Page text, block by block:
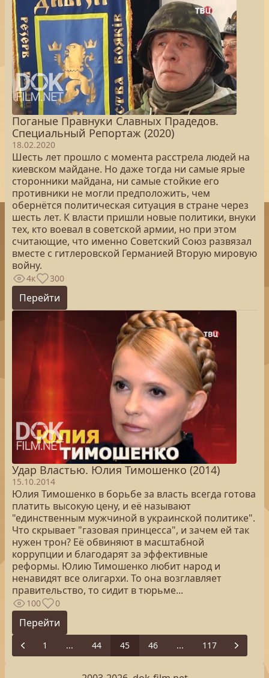
Поганые Правнуки Славных Прадедов.
Специальный Репортаж (2020)
18.02.2020
Шесть лет прошло с момента расстрела людей на
киевском майдане. Но даже тогда ни самые ярые
сторонники майдана, ни самые стойкие его
противники не могли предположить, чем
обернётся политическая ситуация в стране через
шесть лет. К власти пришли новые политики, внуки
тех, кто воевал в советской армии, но при этом
считающие, что именно Советский Союз развязал
вместе с гитлеровской Германией Вторую мировую
войну.
4к 300
Перейти
Удар Властью. Юлия Тимошенко (2014)
15.10.2014
Юлия Тимошенко в борьбе за власть всегда готова
платить высокую цену, и её называют
"единственным мужчиной в украинской политике".
Что скрывает "газовая принцесса", и зачем ей так
нужен трон? Её обвиняют в масштабной
коррупции и благодарят за эффективные
реформы. Юлию Тимошенко любит народ и
ненавидят все олигархи. То она возглавляет
правительство, то сидит в тюрьме...
100 0
Перейти
Previous
1 ... 44 45 46 ... 117 Next